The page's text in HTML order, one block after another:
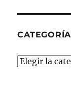
Categorías